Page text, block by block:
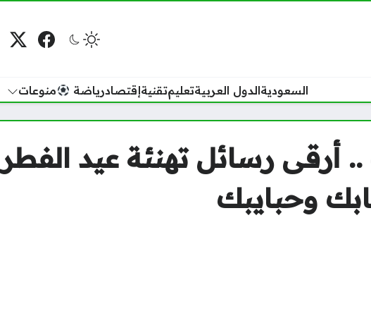
فيسبوك
السعوديةالدول العربيةتعليمتقنيةإقتصادرياضة منوعات
وحبايبك